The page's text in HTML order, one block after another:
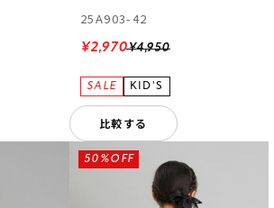
25A903-42
¥4,950
¥2,970
比較する
50%OFF